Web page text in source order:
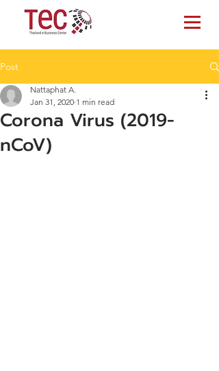
Post
Corona Virus (2019-
nCoV)
Nattaphat A.
Jan 31, 2020 1 min read